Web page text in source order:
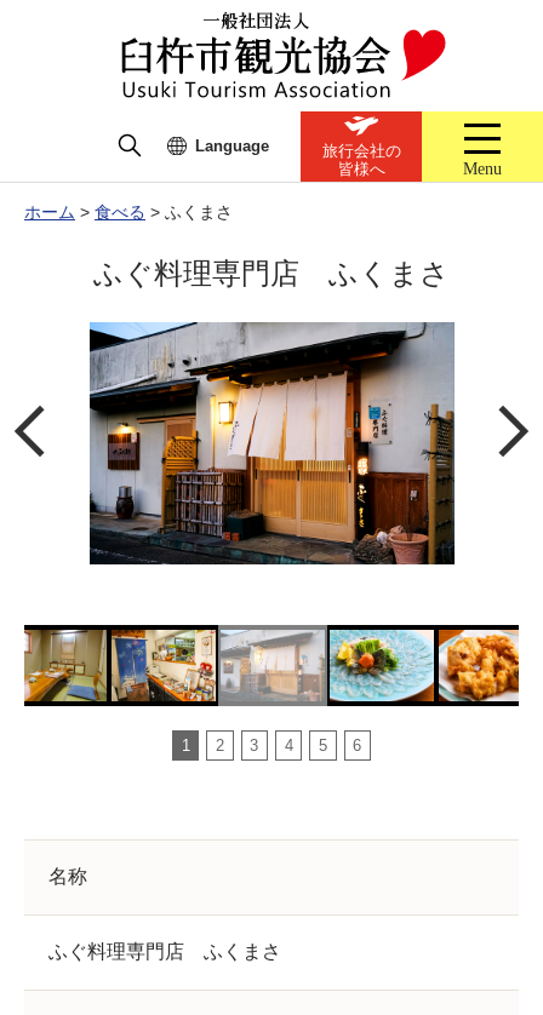
Language
旅行会社の
皆様へ
Menu
ホーム > 食べる > ふくまさ
ふぐ料理専門店 ふくまさ
1 2 3 4 5 6
名称
ふぐ料理専門店 ふくまさ